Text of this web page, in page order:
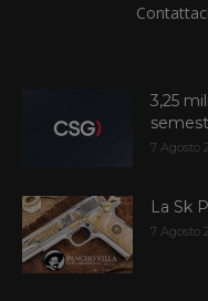
3,25
7 Agosto
La Sk
7 Agosto